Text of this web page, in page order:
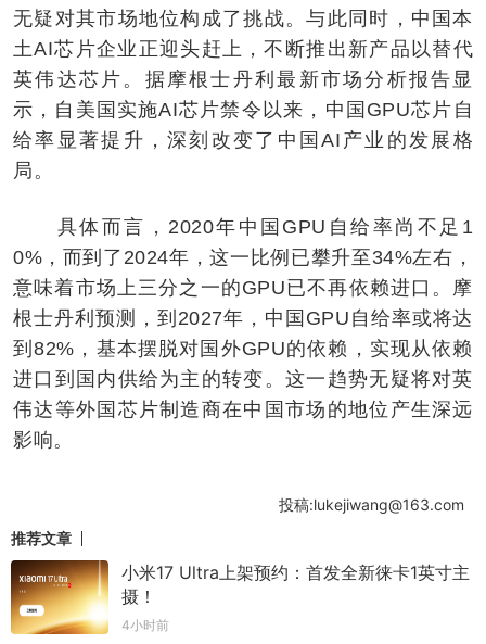
无疑对其市场地位构成了挑战。与此同时，中国本
土AI芯片企业正迎头赶上，不断推出新产品以替代
英伟达芯片。据摩根士丹利最新市场分析报告显
示，自美国实施AI芯片禁令以来，中国GPU芯片自
给率显著提升，深刻改变了中国AI产业的发展格
局。
具体而言，2020年中国GPU自给率尚不足1
0%，而到了2024年，这一比例已攀升至34%左右，
意味着市场上三分之一的GPU已不再依赖进口。摩
根士丹利预测，到2027年，中国GPU自给率或将达
到82%，基本摆脱对国外GPU的依赖，实现从依赖
进口到国内供给为主的转变。这一趋势无疑将对英
伟达等外国芯片制造商在中国市场的地位产生深远
影响。
投稿:lukejiwang@163.com
推荐文章
小米17 Ultra上架预约：首发全新徕卡1英寸主
摄！
4小时前